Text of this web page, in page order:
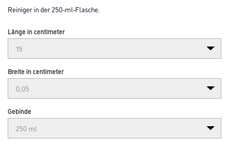
Reiniger in der 250-ml-Flasche.
Länge in centimeter
Breite in centimeter
Gebinde